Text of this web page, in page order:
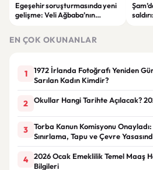
Egeşehir soruşturmasında yeni
gelişme: Veli Ağbaba’nın
EN ÇOK OKUNANLAR
1
1972 İrlanda Fotoğrafı Yeniden
Sarılan Kadın Kimdir?
2 Okullar Hangi Tarihte Açılacak?
3
Torba Kanun Komisyonu
Sınırlama, Tapu ve Çevre
4
2026 Ocak Emeklilik Temel Maaş
Bilgileri